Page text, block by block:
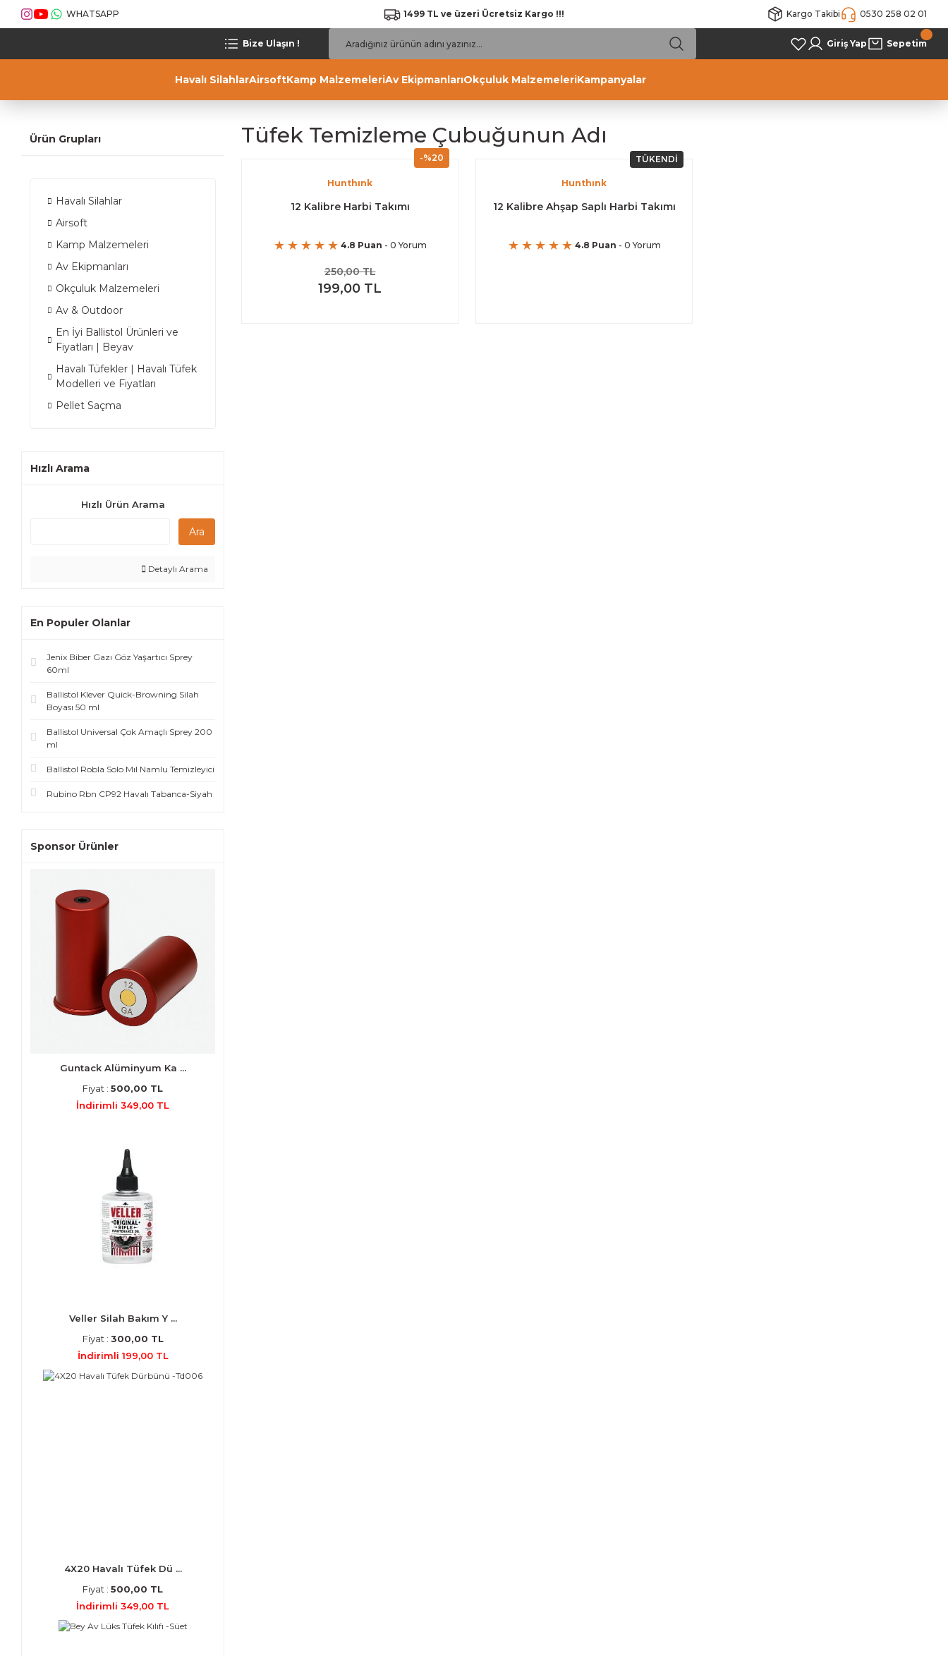
WHATSAPP 1499 TL ve üzeri Ücretsiz Kargo !!! Kargo Takibi 0530 258 02 01
Bize Ulaşın ! Giriş Yap Sepetim
Havalı SilahlarAirsoftKamp MalzemeleriAv EkipmanlarıOkçuluk MalzemeleriKampanyalar
Ürün Grupları
Havalı Silahlar
Airsoft
Kamp Malzemeleri
Av Ekipmanları
Okçuluk Malzemeleri
Av & Outdoor
En İyi Ballistol Ürünleri ve
Fiyatları | Beyav
Havalı Tüfekler | Havalı Tüfek
Modelleri ve Fiyatları
Pellet Saçma
Hızlı Arama
Hızlı Ürün Arama
Ara
Detaylı Arama
En Populer Olanlar
Jenix Biber Gazı Göz Yaşartıcı Sprey
60ml
Ballistol Klever Quick-Browning Silah
Boyası 50 ml
Ballistol Universal Çok Amaçlı Sprey 200
ml
Ballistol Robla Solo Mıl Namlu Temizleyici
Rubino Rbn CP92 Havalı Tabanca-Siyah
Sponsor Ürünler
Guntack Alüminyum Ka ...
Fiyat : 500,00 TL
İndirimli 349,00 TL
Veller Silah Bakım Y ...
Fiyat : 300,00 TL
İndirimli 199,00 TL
4X20 Havalı Tüfek Dü ...
Fiyat : 500,00 TL
İndirimli 349,00 TL
Tüfek Temizleme Çubuğunun Adı
-%20
Hunthınk
12 Kalibre Harbi Takımı
4.8 Puan - 0 Yorum
250,00 TL
199,00 TL
TÜKENDİ
Hunthınk
12 Kalibre Ahşap Saplı Harbi Takımı
4.8 Puan - 0 Yorum